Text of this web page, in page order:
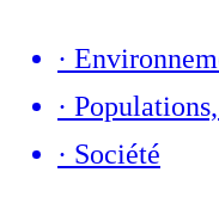
·
·
· Société